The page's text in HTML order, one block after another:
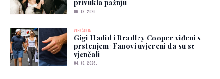
privukla pažnju
06. 08. 2026.
VJENČANJA
Gigi Hadid i Bradley Cooper viđeni s
prstenjem: Fanovi uvjereni da su se
vjenčali
04. 08. 2026.